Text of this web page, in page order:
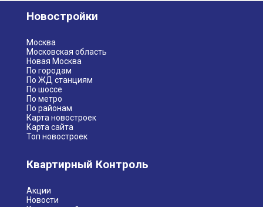
Новостройки
Москва
Московская область
Новая Москва
По городам
По ЖД станциям
По шоссе
По метро
По районам
Карта новостроек
Карта сайта
Топ новостроек
Квартирный Контроль
Акции
Новости